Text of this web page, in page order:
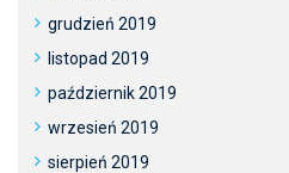
grudzień 2019
listopad 2019
październik 2019
wrzesień 2019
sierpień 2019